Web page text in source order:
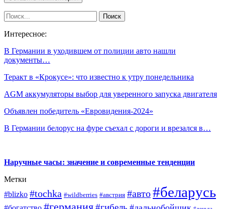
Интересное:
В Германии в уходившем от полиции авто нашли
документы…
Теракт в «Крокусе»: что известно к утру понедельника
AGM аккумуляторы выбор для уверенного запуска двигателя
Объявлен победитель «Евровидения-2024»
В Германии белорус на фуре съехал с дороги и врезался в…
Наручные часы: значение и современные тенденции
Метки
#blizko #tochka #wildberries #австрия #авто#беларусь